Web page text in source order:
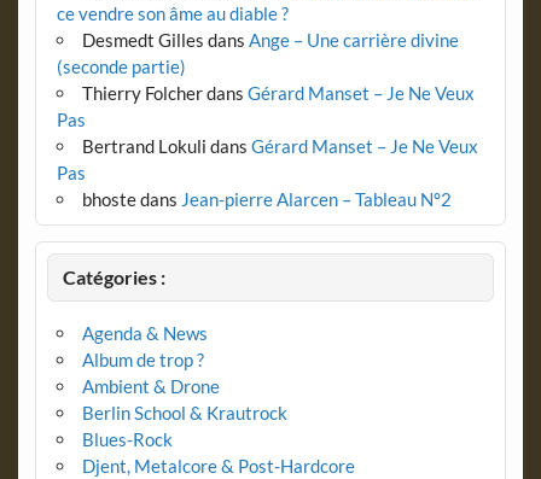
ce vendre son âme au diable ?
Desmedt Gilles dans Ange – Une carrière divine
(seconde partie)
Thierry Folcherdans Gérard Manset – Je Ne Veux
Pas
Bertrand Lokuli dans Gérard Manset – Je Ne Veux
Pas
bhostedans Jean-pierre Alarcen – Tableau N°2
Catégories :
Agenda & News
Album de trop ?
Ambient & Drone
Berlin School & Krautrock
Blues-Rock
Djent, Metalcore & Post-Hardcore